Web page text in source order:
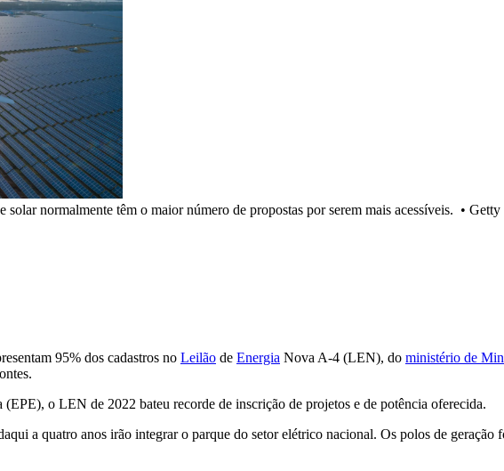
solar normalmente têm o maior número de propostas por serem mais acessíveis. • Getty
95% dos cadastros no Leilão de Energia Nova A-4 (LEN), do ministério de
(EPE), o LEN de 2022 bateu recorde de inscrição de projetos e de potência oferecida.
a quatro anos irão integrar o parque do setor elétrico nacional. Os polos de